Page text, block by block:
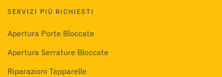
SERVIZI PIÙ RICHIESTI
Apertura Porte Bloccate
Apertura Serrature Bloccate
Riparazioni Tapparelle